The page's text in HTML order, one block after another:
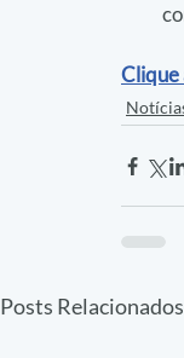
Clique
Posts Relacionados